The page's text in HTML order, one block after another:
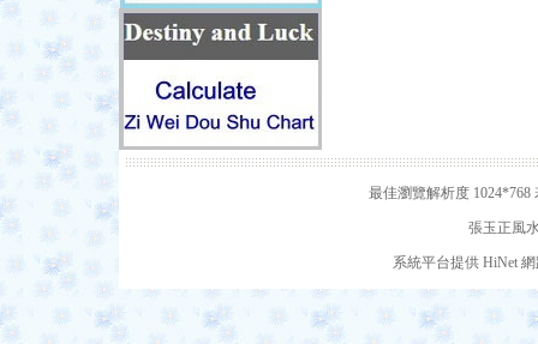
最佳瀏覽解析度
張玉正風
系統平台提供 HiNet